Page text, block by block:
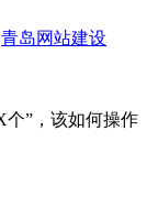
青岛网站建设
个”，该如何操作